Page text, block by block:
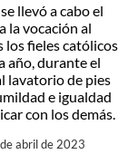
llevó a cabo el
la vocación al
los fieles católicos
año, durante el
lavatorio de pies
e igualdad
con los demás.
abril de 2023